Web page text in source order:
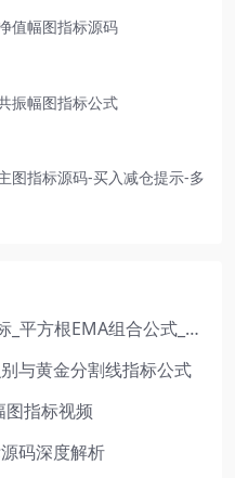
值幅图指标源码
振幅图指标公式
图指标源码-买入减仓提示-多
文华财经K线变色趋势指标_平方根EMA组合公式_红绿波段操盘指标源码
与黄金分割线指标公式
图指标视频
码深度解析